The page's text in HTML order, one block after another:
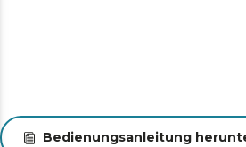
Bedienungsanleitung